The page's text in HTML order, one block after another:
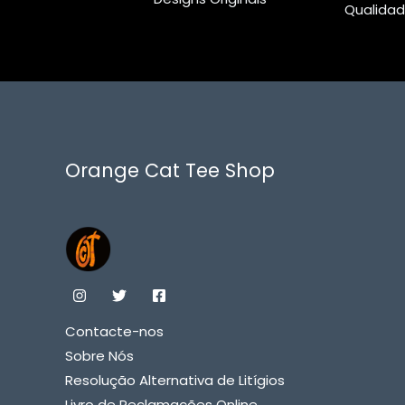
Orange Cat Tee Shop
Contacte-nos
Sobre Nós
Resolução Alternativa de Litígios